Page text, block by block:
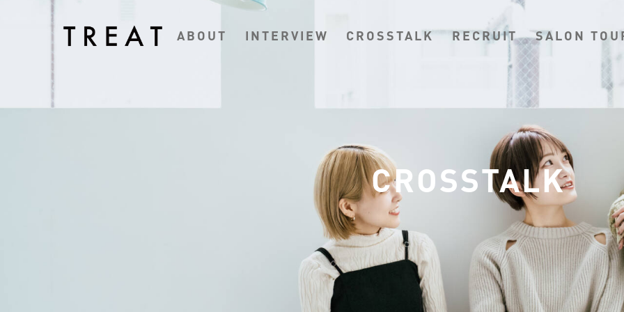
ABOUT INTERVIEW CROSSTALK RECRUIT SALON
CROSSTALK